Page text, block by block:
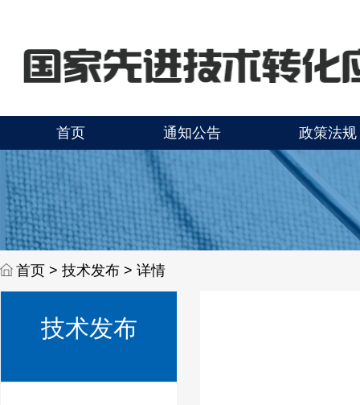
首页 通知公告 政策法规
首页 > 技术发布 > 详情
技术发布